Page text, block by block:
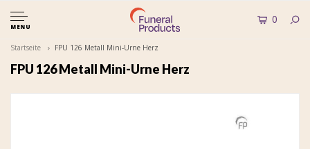
MENU
0
Startseite FPU 126 Metall Mini-Urne Herz
FPU 126 Metall Mini-Urne Herz